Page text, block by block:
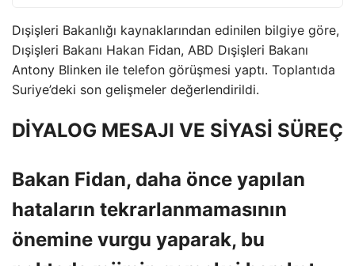
Dışişleri Bakanlığı kaynaklarından edinilen bilgiye göre,
Dışişleri Bakanı Hakan Fidan, ABD Dışişleri Bakanı
Antony Blinken ile telefon görüşmesi yaptı. Toplantıda
Suriye’deki son gelişmeler değerlendirildi.
DİYALOG MESAJI VE SİYASİ SÜREÇ
Bakan Fidan, daha önce yapılan
hataların tekrarlanmamasının
önemine vurgu yaparak, bu